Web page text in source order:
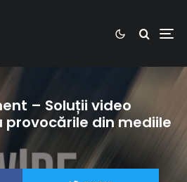
– Soluții video
din mediile